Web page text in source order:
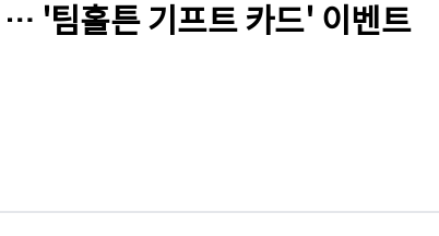
… '팀홀튼 기프트 카드' 이벤트